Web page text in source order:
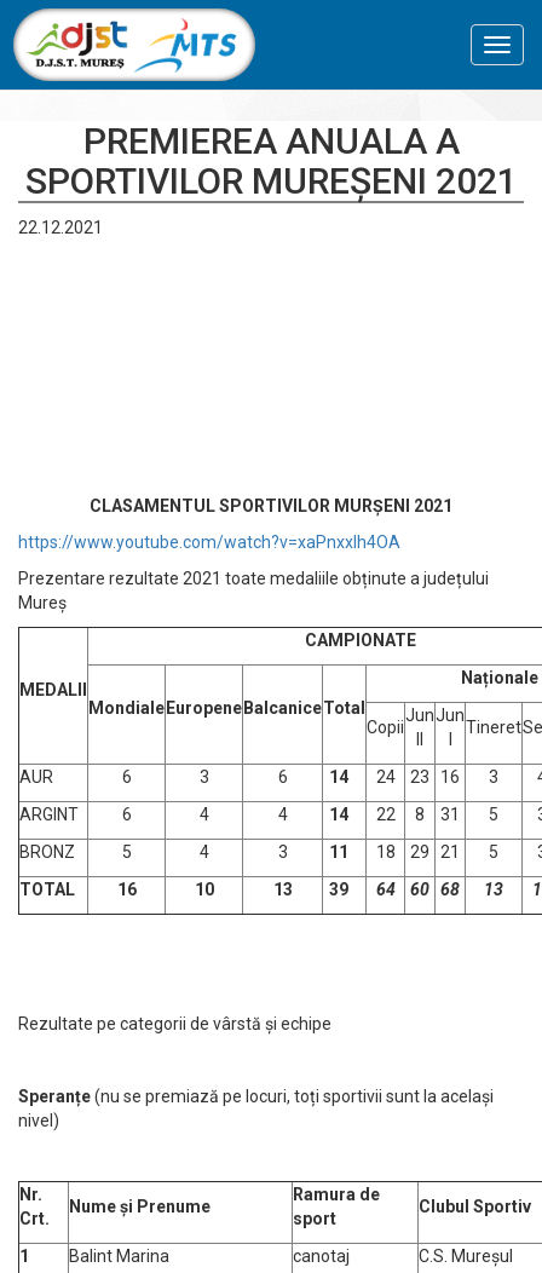
PREMIEREA ANUALA A
SPORTIVILOR MUREȘENI 2021
22.12.2021
CLASAMENTUL SPORTIVILOR MURȘENI 2021
https://www.youtube.com/watch?v=xaPnxxlh4OA
Prezentare rezultate 2021 toate medaliile obținute a județului
Mureș
MEDALII
CAMPIONATE
Mondiale Europene BalcaniceTotal
Naționale
Copii
JunJun
Tineret
AUR 6 3 6 14 24 23 16 3
ARGINT
6 4 4 14 22 8 31 5
BRONZ
5 4 3 11 18 29 21 5
TOTAL
16 10 13 39 64 60 68 13
Rezultate pe categorii de vârstă și echipe
Speranțe(nu se premiază pe locuri, toți sportivii sunt la același
nivel)
Nr.
Crt.
Nume și Prenume
Ramura de
sport
Clubul Sportiv
1 Balint Marina canotaj
C.S. Mureșul